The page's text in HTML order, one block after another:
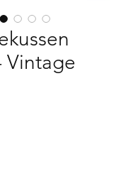
Vintage